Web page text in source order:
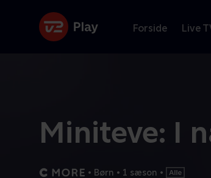
Forside Live
Miniteve: I
• Børn • 1 sæson •